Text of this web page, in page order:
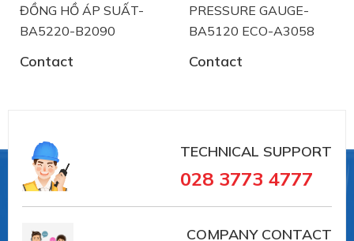
TYPE SERIES CI4120
TYPE SERIES CI4340
TYPE SERIES CI4300
Type series PASCAL CV4 series - compact
TYPE SERIES CV4100
ĐỒNG HỒ ÁP SUẤT-
BA5220-B2090
Contact
PRESSURE GAUGE-
BA5120 ECO-A3058
Contact
TECHNICAL SUPPORT
028 3773 4777
COMPANY CONTACT